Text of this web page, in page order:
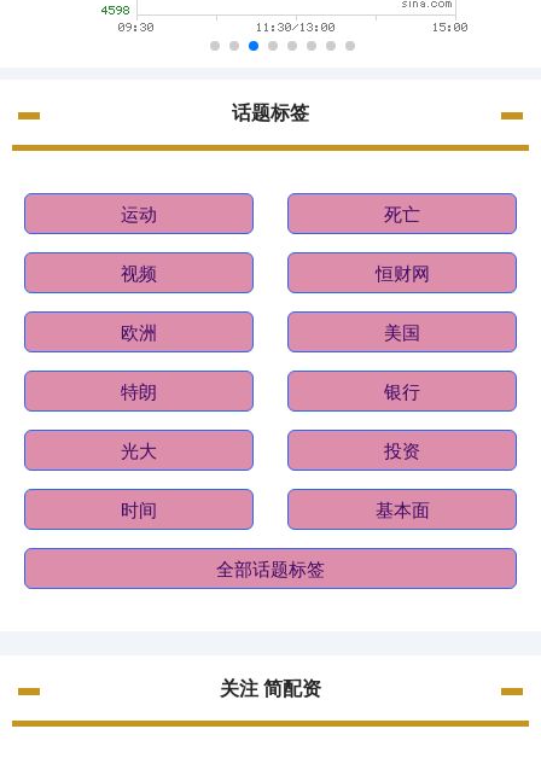
话题标签
运动 死亡
视频 恒财网
欧洲 美国
特朗 银行
光大 投资
时间 基本面
全部话题标签
关注 简配资